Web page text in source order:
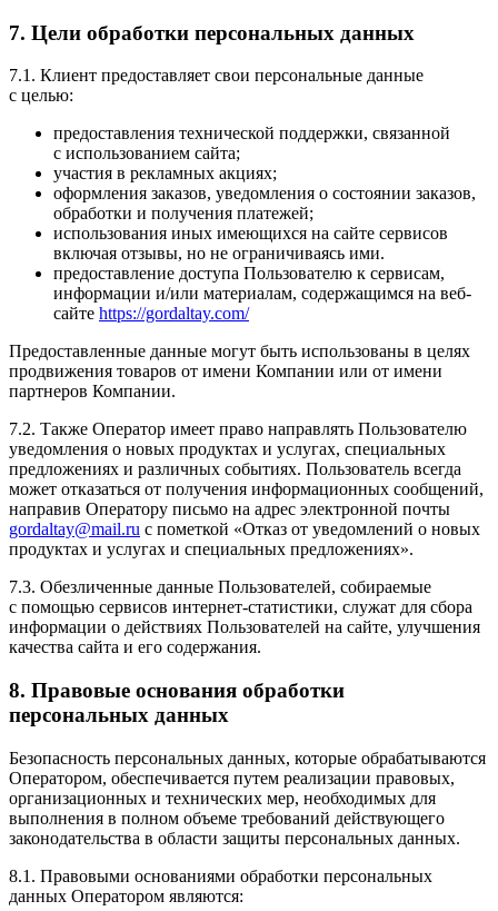
7. Цели обработки персональных данных
7.1. Клиент предоставляет свои персональные данные
с целью:
предоставления технической поддержки, связанной
с использованием сайта;
участия в рекламных акциях;
оформления заказов, уведомления о состоянии заказов,
обработки и получения платежей;
использования иных имеющихся на сайте сервисов
включая отзывы, но не ограничиваясь ими.
предоставление доступа Пользователю к сервисам,
информации и/или материалам, содержащимся на веб-
сайте https://gordaltay.com/
Предоставленные данные могут быть использованы в целях
продвижения товаров от имени Компании или от имени
партнеров Компании.
7.2. Также Оператор имеет право направлять Пользователю
уведомления о новых продуктах и услугах, специальных
предложениях и различных событиях. Пользователь всегда
может отказаться от получения информационных сообщений,
направив Оператору письмо на адрес электронной почты
gordaltay@mail.ru с пометкой «Отказ от уведомлений о новых
продуктах и услугах и специальных предложениях».
7.3. Обезличенные данные Пользователей, собираемые
с помощью сервисов интернет-статистики, служат для сбора
информации о действиях Пользователей на сайте, улучшения
качества сайта и его содержания.
8. Правовые основания обработки
персональных данных
Безопасность персональных данных, которые обрабатываются
Оператором, обеспечивается путем реализации правовых,
организационных и технических мер, необходимых для
выполнения в полном объеме требований действующего
законодательства в области защиты персональных данных.
8.1. Правовыми основаниями обработки персональных
данных Оператором являются: